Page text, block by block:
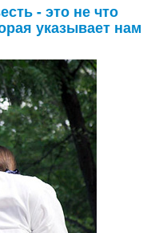
- это не что
указывает нам